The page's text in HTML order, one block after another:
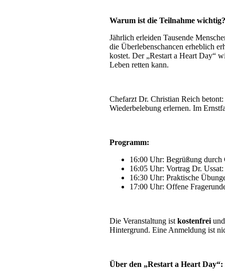
Warum ist die Teilnahme wichtig?
Jährlich erleiden Tausende
die Überlebenschancen erheblich
kostet. Der „Restart a Heart Day“
Leben retten kann.
Chefarzt Dr. Christian Reich
Wiederbelebung erlernen. Im
Programm:
16:00 Uhr: Begrüßung
16:05 Uhr: Vortrag Dr.
16:30 Uhr: Praktische
17:00 Uhr: Offene
Die Veranstaltung ist kostenfrei
Hintergrund. Eine Anmeldung ist
Über den „Restart a Heart Day“: